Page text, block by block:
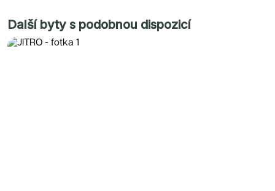
Další byty s podobnou dispozicí